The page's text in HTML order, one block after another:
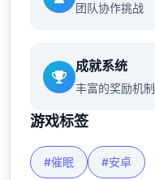
团队协作挑战
成就系统
丰富的奖励机制
游戏标签
#催眠 #安卓